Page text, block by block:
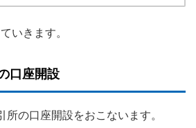
いきます。
口座開設
の口座開設をおこないます。